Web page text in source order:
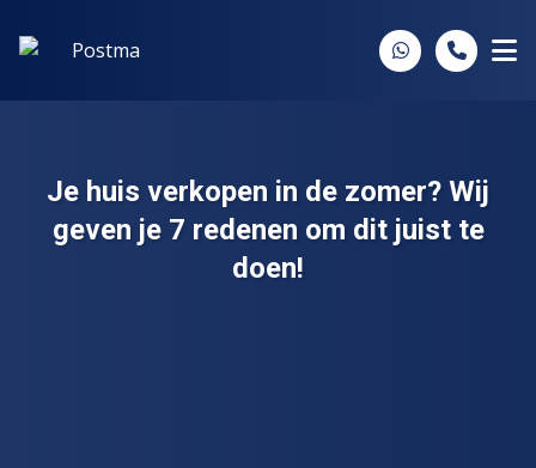
Je huis verkopen in de zomer? Wij
geven je 7 redenen om dit juist te
doen!